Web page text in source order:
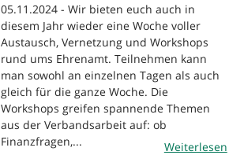
05.11.2024 - Wir bieten euch auch in
diesem Jahr wieder eine Woche voller
Austausch, Vernetzung und Workshops
rund ums Ehrenamt. Teilnehmen kann
man sowohl an einzelnen Tagen als auch
gleich für die ganze Woche. Die
Workshops greifen spannende Themen
aus der Verbandsarbeit auf: ob
Finanzfragen,...
Weiterlesen